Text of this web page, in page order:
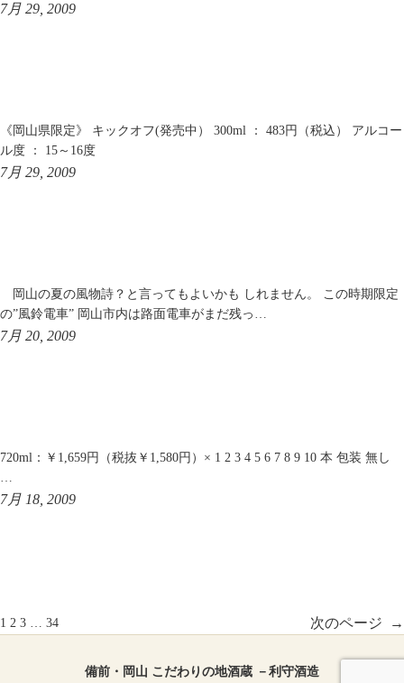
7月 29, 2009
《岡山県限定》 キックオフ(発売中） 300ml ： 483円（税込） アルコー
ル度 ： 15～16度
7月 29, 2009
岡山の夏の風物詩？と言ってもよいかも しれません。 この時期限定
の”風鈴電車” 岡山市内は路面電車がまだ残っ…
7月 20, 2009
720ml：￥1,659円（税抜￥1,580円）× 1 2 3 4 5 6 7 8 9 10 本 包装 無し
…
7月 18, 2009
1 2 3 34 次のページ →
備前・岡山 こだわりの地酒蔵 －利守酒造